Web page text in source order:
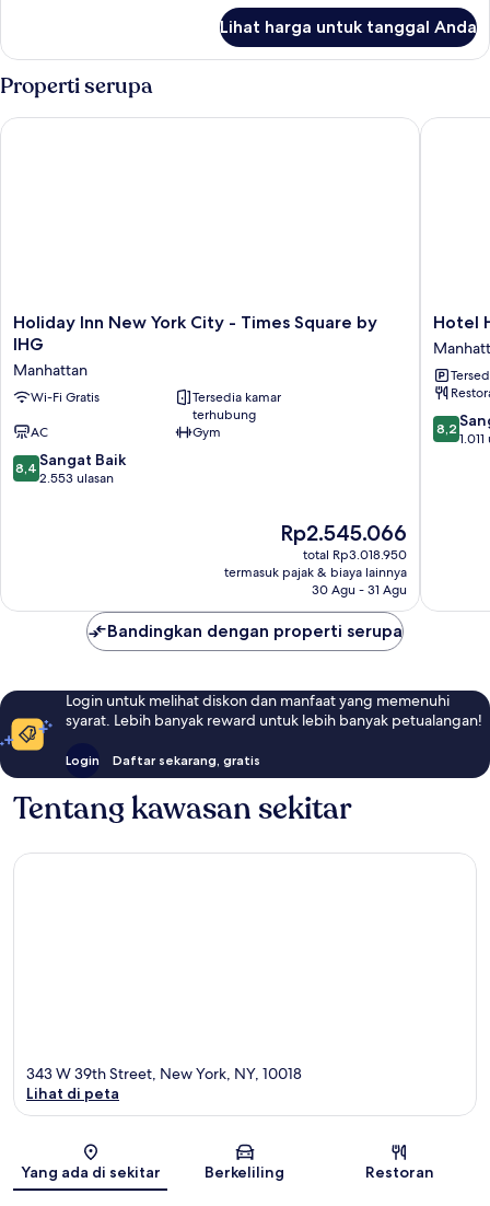
Kamar
Lihat harga untuk tanggal Anda
Properti serupa
Holiday
Inn
York
City
Times
Square
by
Holiday Inn New York City - Times Square by
IHG
Manhattan
Wi-Fi Gratis
Tersedia kamar
terhubung
AC
Gym
8.4
dari
8,4 Sangat Baik
2.553 ulasan
Harga
sekarang
Rp2.545.066
Rp2.545.066
total Rp3.018.950
termasuk pajak & biaya lainnya
30 Agu - 31 Agu
Holiday Inn New York City - Times Square by IHG
Hotel
Henri
NY
Hotel
8.2
dari
8,2
Hotel
Bandingkan dengan properti serupa
Login untuk melihat diskon dan manfaat yang memenuhi
syarat. Lebih banyak reward untuk lebih banyak petualangan!
Login Daftar sekarang, gratis
Tentang kawasan sekitar
Peta
343 W 39th Street, New York, NY, 10018
Lihat di peta
Yang ada di sekitar Berkeliling Restoran